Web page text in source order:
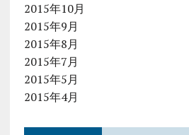
2015年10月
2015年9月
2015年8月
2015年7月
2015年5月
2015年4月